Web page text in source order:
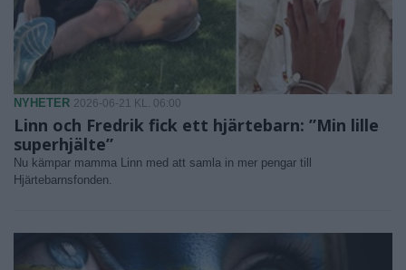
NYHETER 2026-06-21 KL. 06:00
Linn och Fredrik fick ett hjärtebarn: ”Min lille
superhjälte”
Nu kämpar mamma Linn med att samla in mer pengar till
Hjärtebarnsfonden.